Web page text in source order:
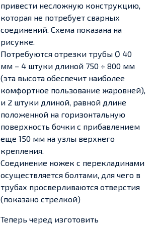
привести несложную конструкцию,
которая не потребует сварных
соединений. Схема показана на
рисунке.
Потребуются отрезки трубы Ø 40
мм – 4 штуки длиной 750 ÷ 800 мм
(эта высота обеспечит наиболее
комфортное пользование жаровней),
и 2 штуки длиной, равной длине
положенной на горизонтальную
поверхность бочки с прибавлением
еще 150 мм на узлы верхнего
крепления.
Соединение ножек с перекладинами
осуществляется болтами, для чего в
трубах просверливаются отверстия
(показано стрелкой)
Теперь черед изготовить